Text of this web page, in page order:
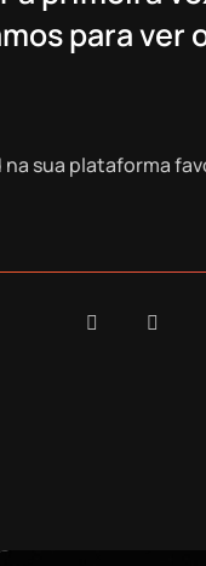
para ver
na sua plataforma